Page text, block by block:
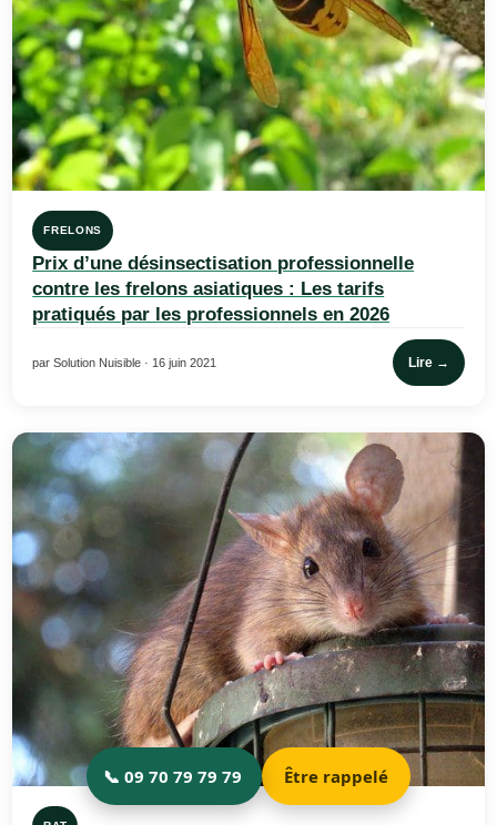
FRELONS
Prix d’une désinsectisation professionnelle
contre les frelons asiatiques : Les tarifs
pratiqués par les professionnels en 2026
par Solution Nuisible · 16 juin 2021 Lire →